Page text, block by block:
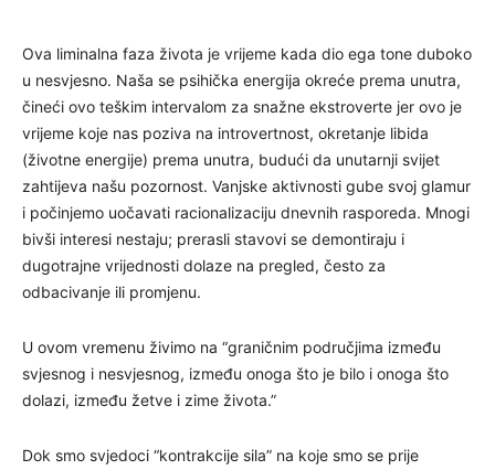
Ova liminalna faza života je vrijeme kada dio ega tone duboko
u nesvjesno. Naša se psihička energija okreće prema unutra,
čineći ovo teškim intervalom za snažne ekstroverte jer ovo je
vrijeme koje nas poziva na introvertnost, okretanje libida
(životne energije) prema unutra, budući da unutarnji svijet
zahtijeva našu pozornost. Vanjske aktivnosti gube svoj glamur
i počinjemo uočavati racionalizaciju dnevnih rasporeda. Mnogi
bivši interesi nestaju; prerasli stavovi se demontiraju i
dugotrajne vrijednosti dolaze na pregled, često za
odbacivanje ili promjenu.
U ovom vremenu živimo na “graničnim područjima između
svjesnog i nesvjesnog, između onoga što je bilo i onoga što
dolazi, između žetve i zime života.”
Dok smo svjedoci “kontrakcije sila” na koje smo se prije